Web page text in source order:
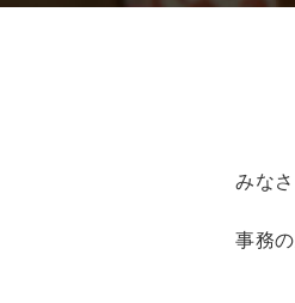
みな
事務の